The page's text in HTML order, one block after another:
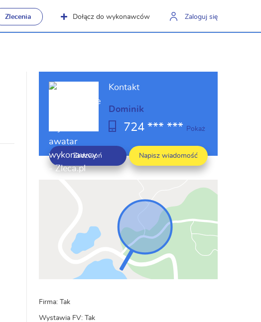
Zlecenia Dołącz do wykonawców Zaloguj się
Kontakt
Dominik
724 *** *** Pokaż
Zadzwoń Napisz wiadomość
Firma: Tak
Wystawia FV: Tak